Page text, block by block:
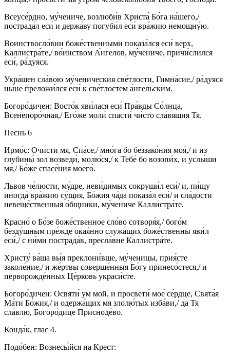
Всеусе́рдно, му́чениче, возлюби́в Христа́ Бо́га на́шего,/
пострада́л еси́ и держа́ву погуби́л еси́ вра́жию немощну́ю.
Воинствосло́вии боже́ственными показа́лся еси́ верх,
Каллистра́те,/ во́инством А́нгелов, му́чениче, причи́слился
еси́, ра́дуяся.
Укра́шен сла́вою му́ченическия све́тлости, Гимна́сие,/ ра́дуяся
ны́не преложи́лся еси́ к све́тлостем а́нгельским.
Богоро́дичен: Восто́к яви́лася еси́ Пра́вды Со́лнца,
Всенепоро́чная,/ Его́же моли́ спасти́ чи́сто сла́вящия Тя.
Песнь 6
Ирмо́с: Очи́сти мя, Спа́се,/ мно́га бо беззако́ния моя́,/ и из
глубины́ зол возведи́, молю́ся,/ к Тебе́ бо возопи́х, и услы́ши
мя,/ Бо́же спасе́ния моего́.
Львов че́люсти, му́дре, неви́димых сокруши́л еси́/ и, пи́щу
иногда́ вра́жию су́щия, Бо́жия ча́да показа́л еси́/ и сла́дости
невеще́ственныя о́бщники, му́чениче Каллистра́те.
Красно́ о Бо́зе боже́ственное сло́во сотворя́я,/ бого́м
безду́шным пре́жде окая́нно служа́щих боже́ственны яви́л
еси́,/ с ни́ми пострада́в, пресла́вне Каллистра́те.
Христу́ ва́ша вы́я преклони́вше, му́ченицы, прия́сте
заколе́ние,/ и же́ртвы соверше́нныя Бо́гу принесо́стеся,/ и
перворожде́нных Це́рковь украси́сте.
Богоро́дичен: Освяти́ ум мой, и просвети́ мое́ се́рдце, Свята́я
Ма́ти Бо́жия,/ и одержа́щих мя злолю́тых изба́ви,/ да Тя
сла́влю, Богоро́дице Присноде́во.
Конда́к, глас 4.
Подо́бен: Вознесы́йся на Крест: